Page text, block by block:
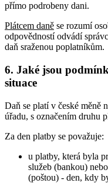
přímo podrobeny dani.
Plátcem daně se rozumí
odpovědností odvádí
daň sraženou poplatníkům.
6. Jaké jsou
situace
Daň se platí v české měně
úřadu, s označením druhu
Za den platby se považuje:
u platby, která byla
služeb (bankou)
(poštou) - den, kdy